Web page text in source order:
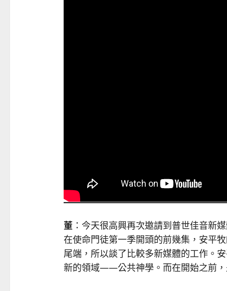
董 ：今天很高興再次邀請到普世佳音新
在使命門徒第一季開頭的前幾集，安平
尾端，所以談了比較多新媒體的工作。
新的領域——公共神學。而在開始之前，